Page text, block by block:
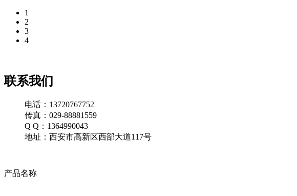
1
2
3
4
联系我们
电话：13720767752
传真：029-88881559
Q Q：1364990043
地址：西安市高新区西部大道117号
产品名称